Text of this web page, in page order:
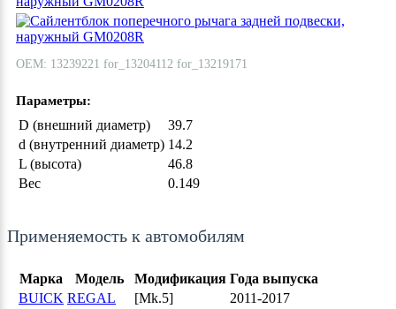
ОЕМ: 13239221 for_13204112 for_13219171
Параметры:
D (внешний диаметр)
39.7
d (внутренний диаметр) 14.2
L (высота)
46.8
Вес
0.149
Применяемость к автомобилям
Марка Модель Модификация Года выпуска
BUICK REGAL [Mk.5]
2011-2017